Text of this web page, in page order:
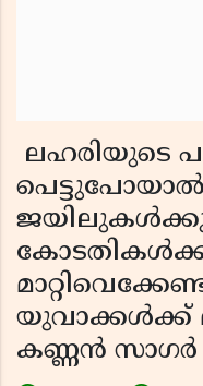
ലഹരിയുടെ
പെട്ടുപോയാൽ
യുവാക്കൾക്ക്
കണ്ണൻ സാഗർ